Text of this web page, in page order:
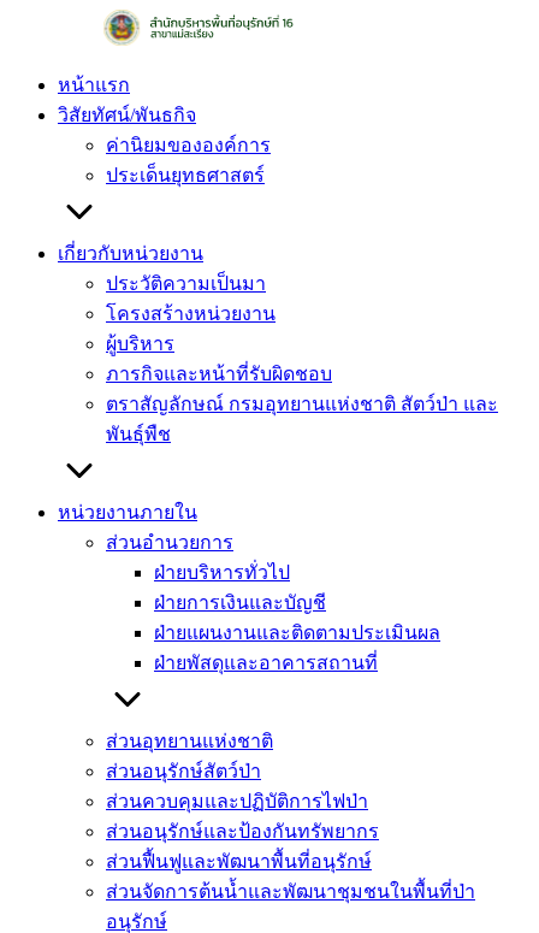
หน้าแรก
วิสัยทัศน์/พันธกิจ
ค่านิยมขององค์การ
ประเด็นยุทธศาสตร์
เกี่ยวกับหน่วยงาน
ประวัติความเป็นมา
โครงสร้างหน่วยงาน
ผู้บริหาร
ภารกิจและหน้าที่รับผิดชอบ
ตราสัญลักษณ์ กรมอุทยานแห่งชาติ สัตว์ป่า และ
พันธุ์พืช
หน่วยงานภายใน
ส่วนอำนวยการ
ฝ่ายบริหารทั่วไป
ฝ่ายการเงินและบัญชี
ฝ่ายแผนงานและติดตามประเมินผล
ฝ่ายพัสดุและอาคารสถานที่
ส่วนอุทยานแห่งชาติ
ส่วนอนุรักษ์สัตว์ป่า
ส่วนควบคุมและปฏิบัติการไฟป่า
ส่วนอนุรักษ์และป้องกันทรัพยากร
ส่วนฟื้นฟูและพัฒนาพื้นที่อนุรักษ์
ส่วนจัดการต้นน้ำและพัฒนาชุมชนในพื้นที่ป่า
อนุรักษ์